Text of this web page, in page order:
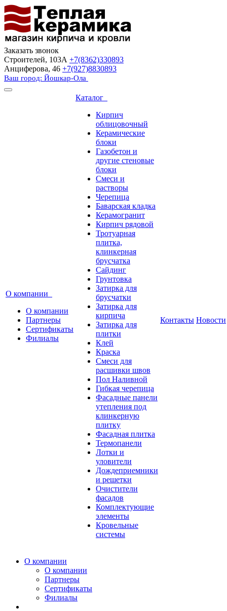
Заказать звонок
Строителей, 103А +7(8362)330893
Анциферова, 46 +7(927)8830893
Ваш город: Йошкар-Ола
О компании
О компании
Партнеры
Сертификаты
Филиалы
Каталог
Кирпич
облицовочный
Керамические
блоки
Газобетон и
другие стеновые
блоки
Смеси и
растворы
Черепица
Баварская кладка
Керамогранит
Кирпич рядовой
Тротуарная
плитка,
клинкерная
брусчатка
Сайдинг
Грунтовка
Затирка для
брусчатки
Затирка для
кирпича
Затирка для
плитки
Клей
Краска
Смеси для
расшивки швов
Пол Наливной
Гибкая черепица
Фасадные панели
утепления под
клинкерную
плитку
Фасадная плитка
Термопанели
Лотки и
уловители
Дождеприемники
и решетки
Очистители
фасадов
Комплектующие
элементы
Кровельные
системы
Контакты Новости
О компании
О компании
Партнеры
Сертификаты
Филиалы